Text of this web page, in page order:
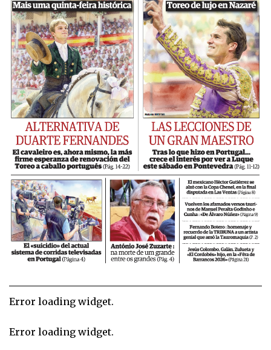
Error loading widget.
Error loading widget.